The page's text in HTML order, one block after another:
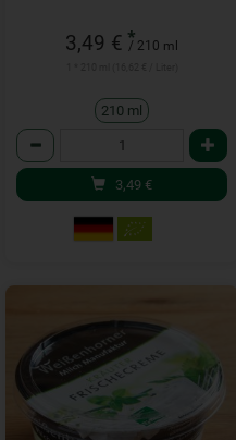
3,49 € *
/ 210 ml
210 ml
Anzahl
3,49 €